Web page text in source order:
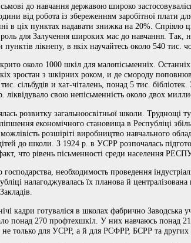
до навчання державою широко
від робота із збереженням заробітної плати
в ціх пунктах надавати знижка на 20%.
для Залучення широких мас до навчання. Так,
лікнепу, в якіх научайтесь около 540 тис.
около 1000 шкіл для малопісьменніх.
зростан з шкірних роком, и де смороду
сільбудів и хат-чіталень, понад 5 тис.
ліквідувало свою непісьменність около двох
розвитку загальноосвітньої школи. Труднощі
економічного становища в Республіці
розшіріті виробництво навчального
до школи. З 1924 р. в УСРР розпочалась
факт, что рівень пісьменності среди населення
необходимость проведення
налагоджувалась їх планова й
кадри готуваліся в школах фабрично
понад 270 профтехшкіл. У них навчаюсь понад 21
не только для УСРР, а й для РСФРР, БСРР та других